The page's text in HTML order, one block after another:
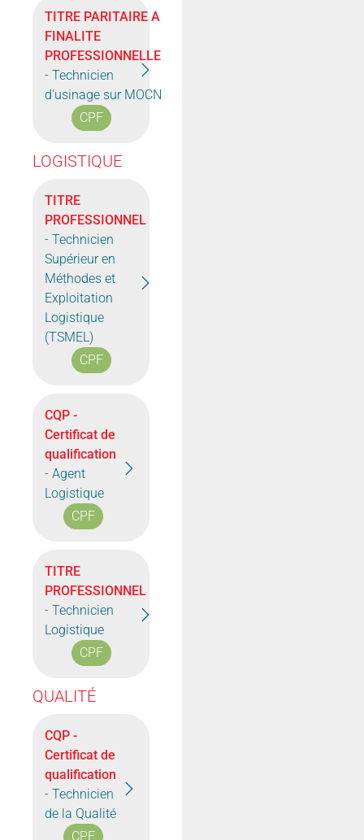
TITRE PARITAIRE A
FINALITE
PROFESSIONNELLE
- Technicien
d'usinage sur MOCN
CPF
LOGISTIQUE
TITRE
PROFESSIONNEL
- Technicien
Supérieur en
Méthodes et
Exploitation
Logistique
(TSMEL)
CPF
CQP -
Certificat de
qualification
- Agent
Logistique
CPF
TITRE
PROFESSIONNEL
- Technicien
Logistique
CPF
QUALITÉ
CQP -
Certificat de
qualification
- Technicien
de la Qualité
CPF